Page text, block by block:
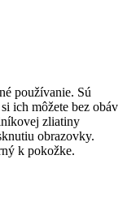
používanie. Sú
ich môžete bez obáv
zliatiny
obrazovky.
k pokožke.